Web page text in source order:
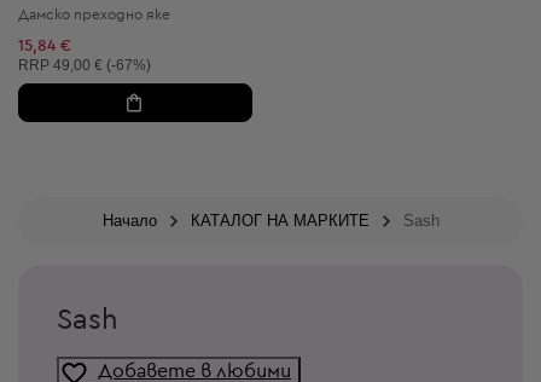
Дамско преходно яке
15,84 €
Препоръчителна цена:
RRP 49,00 € (-67%)
Начало КАТАЛОГ НА МАРКИТЕ Sash
Sash
Добавете в любими